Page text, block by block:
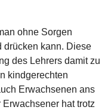
ohne Sorgen
drücken kann. Diese
des Lehrers damit zu
kindgerechten
Erwachsenen ans
hat trotz